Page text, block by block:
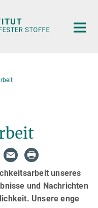
unseres
und Nachrichten
Unsere enge